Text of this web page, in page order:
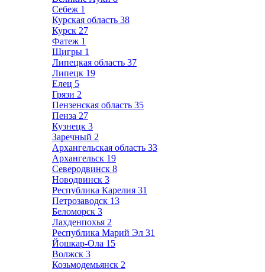
Себеж 1
Курская область 38
Курск 27
Фатеж 1
Щигры 1
Липецкая область 37
Липецк 19
Елец 5
Грязи 2
Пензенская область 35
Пенза 27
Кузнецк 3
Заречный 2
Архангельская область 33
Архангельск 19
Северодвинск 8
Новодвинск 3
Республика Карелия 31
Петрозаводск 13
Беломорск 3
Лахденпохья 2
Республика Марий Эл 31
Йошкар-Ола 15
Волжск 3
Козьмодемьянск 2